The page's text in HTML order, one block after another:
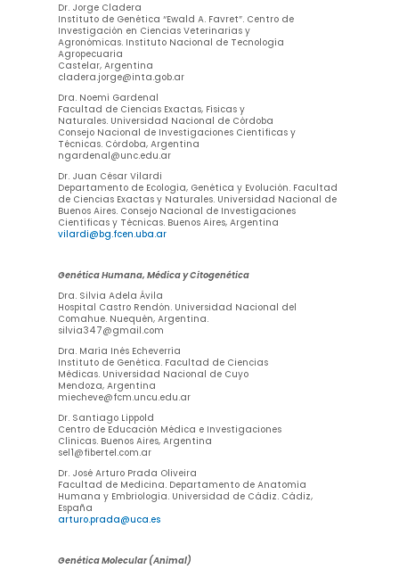
Dr. Jorge Cladera
Instituto de Genética “Ewald A. Favret”. Centro de
Investigación en Ciencias Veterinarias y
Agronómicas. Instituto Nacional de Tecnología
Agropecuaria
Castelar, Argentina
cladera.jorge@inta.gob.ar
Dra. Noemí Gardenal
Facultad de Ciencias Exactas, Físicas y
Naturales. Universidad Nacional de Córdoba
Consejo Nacional de Investigaciones Científicas y
Técnicas. Córdoba, Argentina
ngardenal@unc.edu.ar
Dr. Juan César Vilardi
Departamento de Ecología, Genética y Evolución. Facultad
de Ciencias Exactas y Naturales. Universidad Nacional de
Buenos Aires. Consejo Nacional de Investigaciones
Científicas y Técnicas. Buenos Aires, Argentina
vilardi@bg.fcen.uba.ar
Genética Humana, Médica y Citogenética
Dra. Silvia Adela Ávila
Hospital Castro Rendón. Universidad Nacional del
Comahue. Nuequén, Argentina.
silvia347@gmail.com
Dra. María Inés Echeverría
Instituto de Genética. Facultad de Ciencias
Médicas. Universidad Nacional de Cuyo
Mendoza, Argentina
miecheve@fcm.uncu.edu.ar
Dr. Santiago Lippold
Centro de Educación Médica e Investigaciones
Clínicas. Buenos Aires, Argentina
sel1@fibertel.com.ar
Dr. José Arturo Prada Oliveira
Facultad de Medicina. Departamento de Anatomía
Humana y Embriología. Universidad de Cádiz. Cádiz,
España
arturo.prada@uca.es
Genética Molecular (Animal)